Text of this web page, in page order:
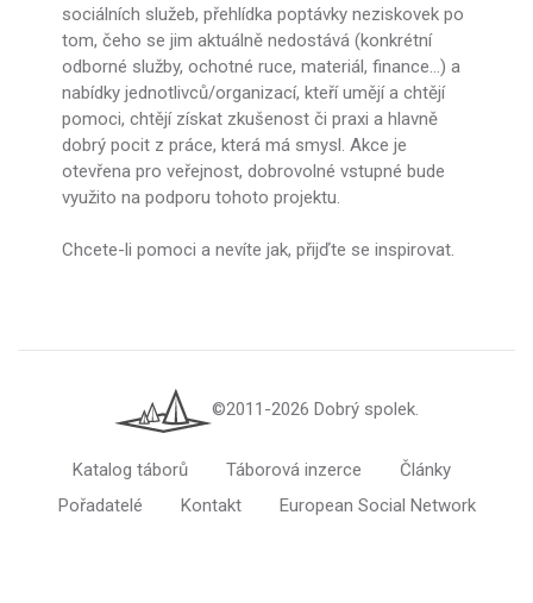
sociálních služeb, přehlídka poptávky neziskovek po
tom, čeho se jim aktuálně nedostává (konkrétní
odborné služby, ochotné ruce, materiál, finance…) a
nabídky jednotlivců/organizací, kteří umějí a chtějí
pomoci, chtějí získat zkušenost či praxi a hlavně
dobrý pocit z práce, která má smysl. Akce je
otevřena pro veřejnost, dobrovolné vstupné bude
využito na podporu tohoto projektu.
Chcete-li pomoci a nevíte jak, přijďte se inspirovat.
©2011-2026 Dobrý spolek.
Katalog táborů Táborová inzerce
Články
Pořadatelé
Kontakt European Social Network